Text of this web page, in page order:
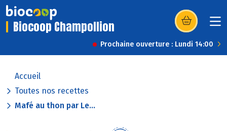
Biocoop Champollion (s’ouvre dans
Prochaine ouverture : Lundi 14:00
Accueil
Toutes nos recettes
Mafé au thon par Le...